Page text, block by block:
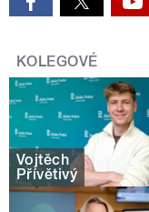
KOLEGOVÉ
Vojtěch
Přívětivý